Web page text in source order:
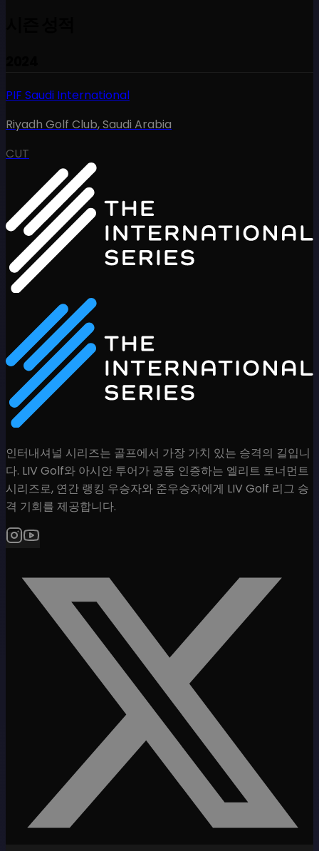
PIF Saudi International
Riyadh Golf Club,Saudi Arabia
CUT
인터내셔널 시리즈는 골프에서 가장 가치 있는 승격의 길입니
다. LIV Golf와 아시안 투어가 공동 인증하는 엘리트 토너먼트
시리즈로, 연간 랭킹 우승자와 준우승자에게 LIV Golf 리그 승
격 기회를 제공합니다.